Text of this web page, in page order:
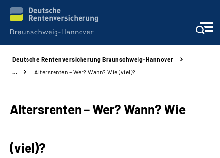
Karriere
Deutsche Rentenversicherung Braunschweig-Hannover
…
Altersrenten – Wer? Wann? Wie (viel)?
Altersrenten – Wer? Wann? Wie
(viel)?